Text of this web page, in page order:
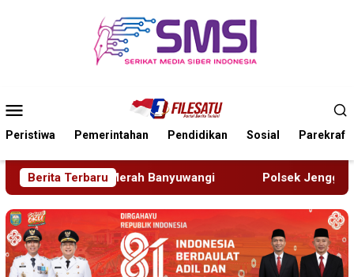
Mobile
Peristiwa Pemerintahan Pendidikan Sosial Parekraf
Berita Terbaru
Polsek Jenggawah Berhasil Ungkap Sindikat